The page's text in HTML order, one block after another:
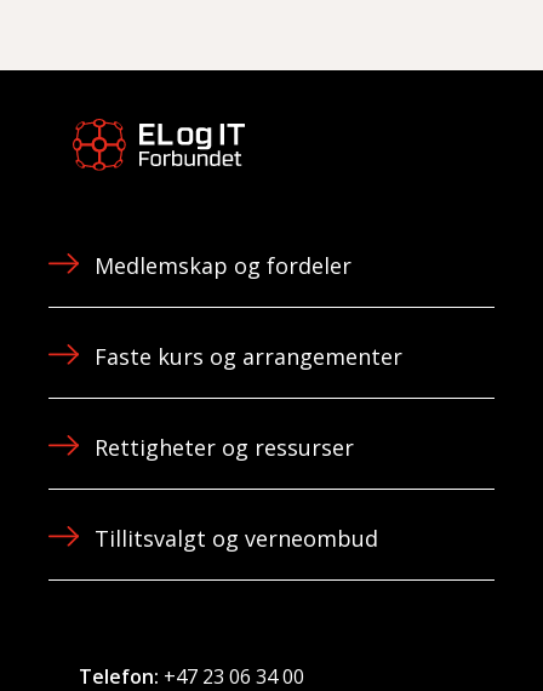
Medlemskap og fordeler
Faste kurs og arrangementer
Rettigheter og ressurser
Tillitsvalgt og verneombud
Telefon: +47 23 06 34 00